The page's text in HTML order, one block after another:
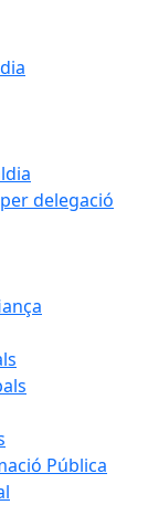
delegació
Pública